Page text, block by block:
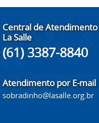
Central de Atendimento
La Salle
(61) 3387-8840
Atendimento por E-mail
sobradinho@lasalle.org.br